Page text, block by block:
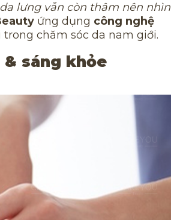
lưng vẫn còn thâm nên nhìn
ứng dụng công nghệ
chăm sóc da nam giới.
sáng khỏe